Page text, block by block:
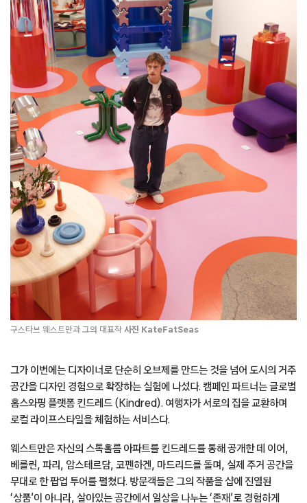
구스타브 웨스트만과 그의 대표작 사진 KateFatSeas
그가 이번에는 디자이너로 단순히 오브제를 만드는 것을 넘어 도시의 거주
공간을 디자인 경험으로 확장하는 실험에 나섰다. 캠페인 파트너는 글로벌
홈스와핑 플랫폼 킨드레드 (Kindred). 여행자가 서로의 집을 교환하며
로컬 라이프스타일을 체험하는 서비스다.
웨스트만은 자신의 스톡홀름 아파트를 킨드레드를 통해 공개한 데 이어,
베를린, 파리, 암스테르담, 코펜하겐, 마드리드를 돌며, 실제 주거 공간을
무대로 한 팝업 투어를 펼쳤다. 방문객들은 그의 작품을 샵에 진열된
‘상품’이 아니라, 살아있는 공간에서 일상을 나누는 ‘존재’로 경험하게